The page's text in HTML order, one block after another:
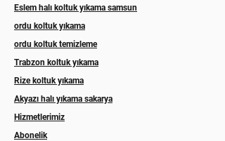
Eslem halı koltuk yıkama samsun
ordu koltuk yıkama
ordu koltuk temizleme
Trabzon koltuk yıkama
Rize koltuk yıkama
Akyazı halı yıkama sakarya
Hizmetlerimiz
Abonelik